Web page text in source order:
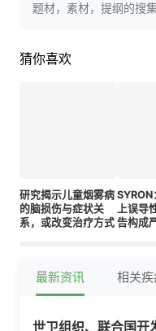
题材，素材，提纲的搜
猜你喜欢
研究揭示儿童烟雾病
的脑损伤与症状关
系，或改变治疗方式
上误导
告构成
最新资讯 相关
世卫组织、联合国开